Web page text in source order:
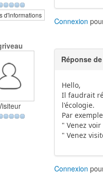
d'informations
Connexion
Réponse de
Hello,
Il faudrait
l'écologie.
Par
" Venez
" Venez
Connexion